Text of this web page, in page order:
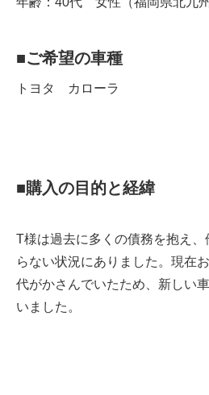
■ご希望の車種
トヨタ カローラ
■購入の目的と経緯
T様は過去に多くの債務を抱え
らない状況にありました。現在
代がかさんでいたため、新しい
いました。